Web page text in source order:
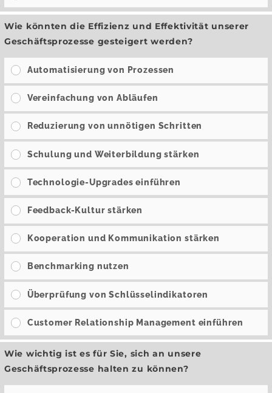
Wie könnten die Effizienz und Effektivität unserer
Geschäftsprozesse gesteigert werden?
Automatisierung von Prozessen
Vereinfachung von Abläufen
Reduzierung von unnötigen Schritten
Schulung und Weiterbildung stärken
Technologie-Upgrades einführen
Feedback-Kultur stärken
Kooperation und Kommunikation stärken
Benchmarking nutzen
Überprüfung von Schlüsselindikatoren
Customer Relationship Management einführen
Wie wichtig ist es für Sie, sich an unsere
Geschäftsprozesse halten zu können?